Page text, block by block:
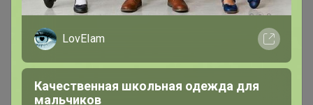
Чтобы написать комментарий необходимо
Это займет меньше минуты
LovEIam
Качественная школьная одежда для
мальчиков